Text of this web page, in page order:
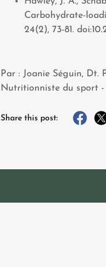
Carbohydrate-
24(2), 73-81.
Par : Joanie Séguin, Dt.
Nutritionniste du sport
Share this post: